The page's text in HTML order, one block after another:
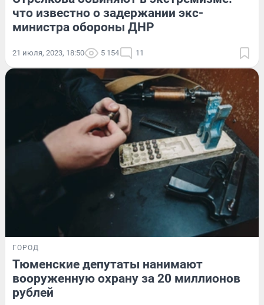
что известно о задержании экс-
министра обороны ДНР
21 июля, 2023, 18:50 5 154 11
ГОРОД
Тюменские депутаты нанимают
вооруженную охрану за 20 миллионов
рублей